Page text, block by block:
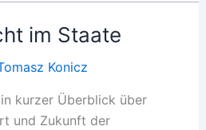
im Staate
Konicz
kurzer Überblick über
und Zukunft der